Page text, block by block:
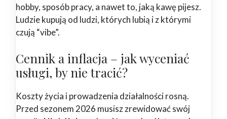
hobby, sposób pracy, a nawet to, jaką kawę pijesz.
Ludzie kupują od ludzi, których lubią i z którymi
czują “vibe”.
Cennik a inflacja – jak wyceniać
usługi, by nie tracić?
Koszty życia i prowadzenia działalności rosną.
Przed sezonem 2026 musisz zrewidować swój